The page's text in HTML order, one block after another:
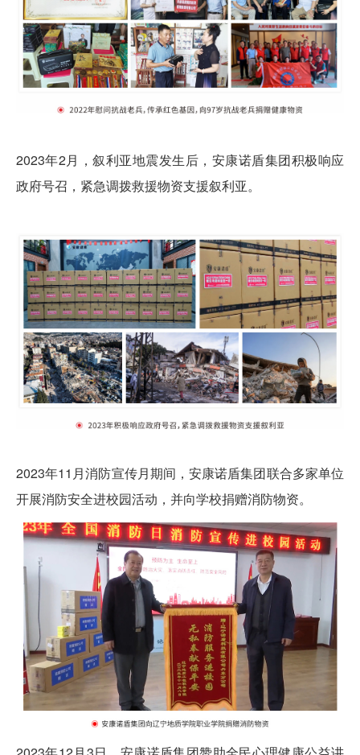
2023年2月，叙利亚地震发生后，安康诺盾集团积极响应
政府号召，紧急调拨救援物资支援叙利亚。
2023年11月消防宣传月期间，安康诺盾集团联合多家单位
开展消防安全进校园活动，并向学校捐赠消防物资。